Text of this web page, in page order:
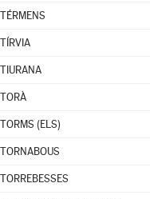
TÉRMENS
TÍRVIA
TIURANA
TORÀ
TORMS (ELS)
TORNABOUS
TORREBESSES